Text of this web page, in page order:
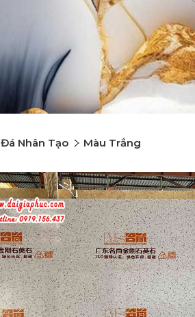
Đá Nhân Tạo Màu Trắng